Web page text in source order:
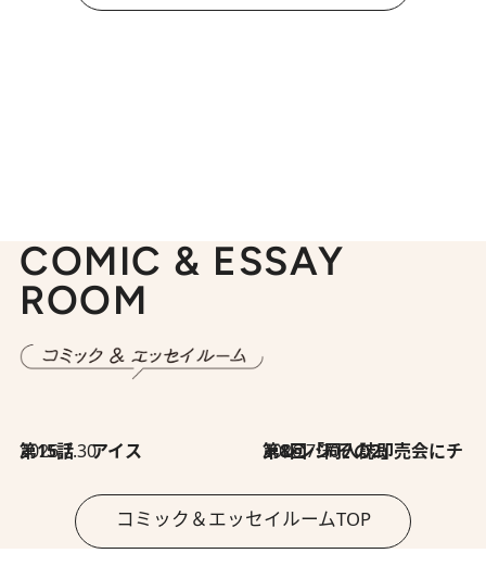
COMIC & ESSAY
ROOM
2026.7.30
第15話 アイス 2026.7.30
第8回「同人誌即売会にチャレンジ その2」
コミック＆エッセイルームTOP